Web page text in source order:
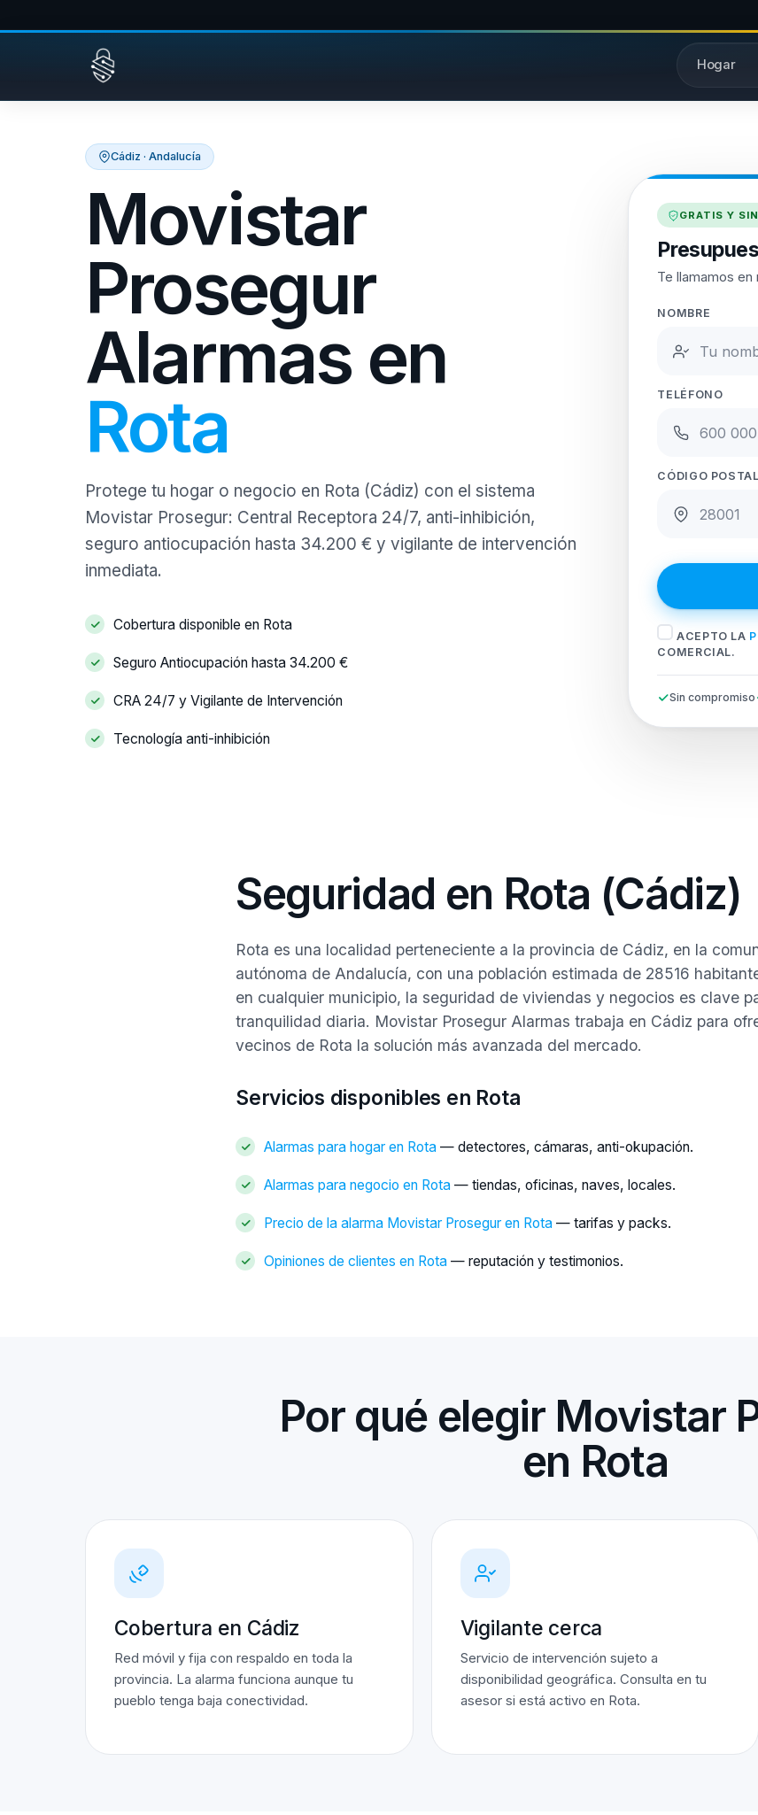
Hogar
Cádiz · Andalucía
Movistar
Prosegur
Alarmas en
Rota
Protege tu hogar o negocio en Rota (Cádiz) con el sistema
Movistar Prosegur: Central Receptora 24/7, anti-inhibición,
seguro antiocupación hasta 34.200 € y vigilante de intervención
inmediata.
Cobertura disponible en Rota
Seguro Antiocupación hasta 34.200 €
CRA 24/7 y Vigilante de Intervención
Tecnología anti-inhibición
GRATIS Y
Te llamamos
NOMBRE
TELÉFONO
CÓDIGO POSTAL
ACEPTO LA
COMERCIAL.
Sin compromiso
Seguridad en Rota (Cádiz)
Rota es una localidad perteneciente a la provincia de Cádiz, en la
autónoma de Andalucía, con una población estimada de 28516
en cualquier municipio, la seguridad de viviendas y negocios es clave
tranquilidad diaria. Movistar Prosegur Alarmas trabaja en Cádiz para
vecinos de Rota la solución más avanzada del mercado.
Servicios disponibles en Rota
Alarmas para hogar en Rota — detectores, cámaras, anti-okupación.
Alarmas para negocio en Rota — tiendas, oficinas, naves, locales.
Precio de la alarma Movistar Prosegur en Rota — tarifas y packs.
Opiniones de clientes en Rota — reputación y testimonios.
Por qué elegir Movistar
en Rota
Cobertura en Cádiz
Red móvil y fija con respaldo en toda la
provincia. La alarma funciona aunque tu
pueblo tenga baja conectividad.
Vigilante cerca
Servicio de intervención sujeto a
disponibilidad geográfica. Consulta en tu
asesor si está activo en Rota.